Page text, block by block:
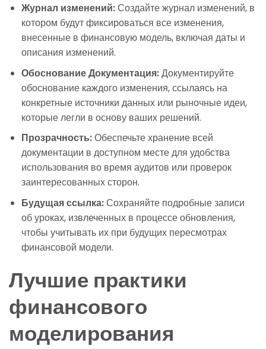
Журнал изменений:Создайте журнал изменений, в
котором будут фиксироваться все изменения,
внесенные в финансовую модель, включая даты и
описания изменений.
Обоснование Документация:Документируйте
обоснование каждого изменения, ссылаясь на
конкретные источники данных или рыночные идеи,
которые легли в основу ваших решений.
Прозрачность:Обеспечьте хранение всей
документации в доступном месте для удобства
использования во время аудитов или проверок
заинтересованных сторон.
Будущая ссылка:Сохраняйте подробные записи
об уроках, извлеченных в процессе обновления,
чтобы учитывать их при будущих пересмотрах
финансовой модели.
Лучшие практики
финансового
моделирования